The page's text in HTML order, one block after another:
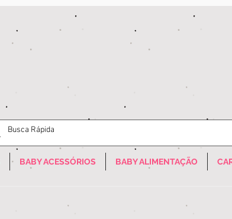
BABY ACESSÓRIOS BABY ALIMENTAÇÃO